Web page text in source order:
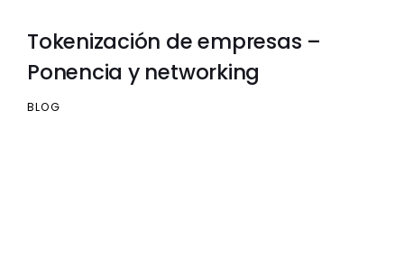
Tokenización de empresas –
Ponencia y networking
BLOG